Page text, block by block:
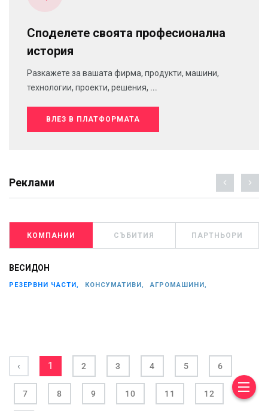
Споделете своята професионална
история
Разкажете за вашата фирма, продукти, машини,
технологии, проекти, решения, ...
ВЛЕЗ В ПЛАТФОРМАТА
Реклами
КОМПАНИИ СЪБИТИЯ ПАРТНЬОРИ
ВЕСИДОН
РЕЗЕРВНИ ЧАСТИ, КОНСУМАТИВИ, АГРОМАШИНИ,
‹ 1 2 3 4 5 6
7 8 9 10 11 12